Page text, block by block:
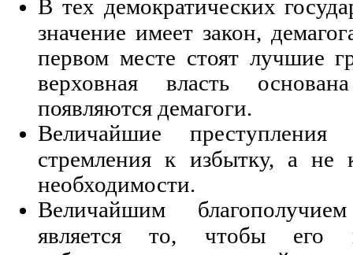
В тех демократических
значение имеет закон,
первом месте стоят лучшие
верховная власть
появляются демагоги.
Величайшие преступления
стремления к избытку, а не
необходимости.
Величайшим
является то, чтобы его